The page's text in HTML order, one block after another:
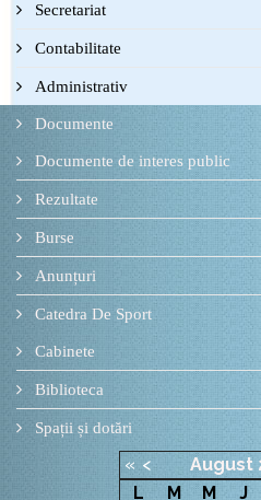
Secretariat
Contabilitate
Administrativ
Documente
Documente de interes public
Rezultate
Burse
Anunțuri
Catedra De Sport
Cabinete
Biblioteca
Spații și dotări
« < August
L
M M J